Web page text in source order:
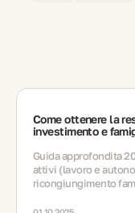
Come ottenere la
investimento e
Guida approfondita
attivi (lavoro e
ricongiungimento